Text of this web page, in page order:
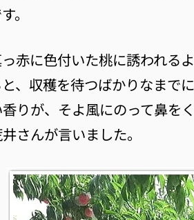
。
赤に色付いた桃に誘われる
、収穫を待つばかりなまで
りが、そよ風にのって鼻を
さんが言いました。